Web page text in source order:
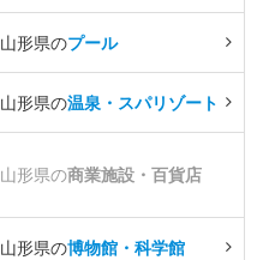
山形県のプール
山形県の温泉・スパリゾート
山形県の商業施設・百貨店
山形県の博物館・科学館